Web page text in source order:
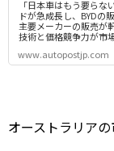
「日本車はもう要ら
ドが急成長し、BYDの
主要メーカーの販売が
技術と価格競争力が市
www.autopostjp.com
オーストラリア